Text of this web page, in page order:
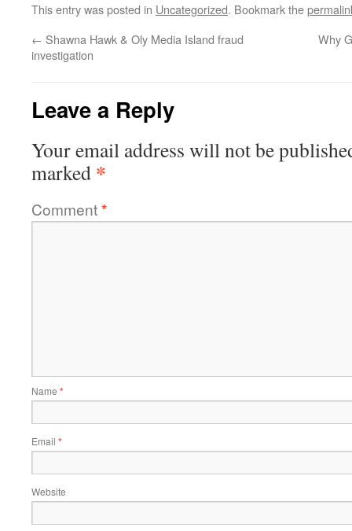
This entry was posted in Uncategorized. Bookmark the
← Shawna Hawk & Oly Media Island fraud
investigation
Why
Leave a Reply
Your email address will not be
marked *
Comment*
Name *
Email *
Website